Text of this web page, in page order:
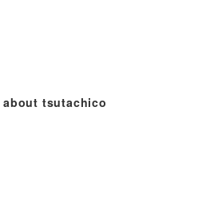
about tsutachico